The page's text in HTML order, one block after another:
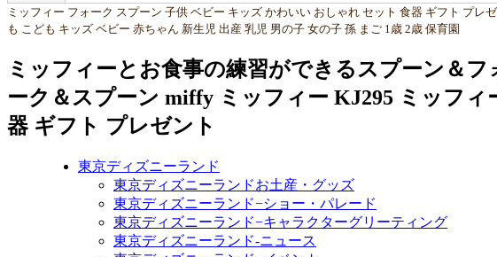
ミッフィー フォーク スプーン 子供 ベビー キッズ かわいい おしゃれ セット 食器 ギフト プ
も こども キッズ ベビー 赤ちゃん 新生児 出産 乳児 男の子 女の子 孫 まご 1歳 2歳 保育園
ミッフィーとお食事の練習ができるスプーン＆
ーク＆スプーン miffy ミッフィー KJ295 ミッフ
器 ギフト プレゼント
東京ディズニーランド
東京ディズニーランドお土産・グッズ
東京ディズニーランド−ショー・パレード
東京ディズニーランド−キャラクターグリーティング
東京ディズニーランド-ニュース